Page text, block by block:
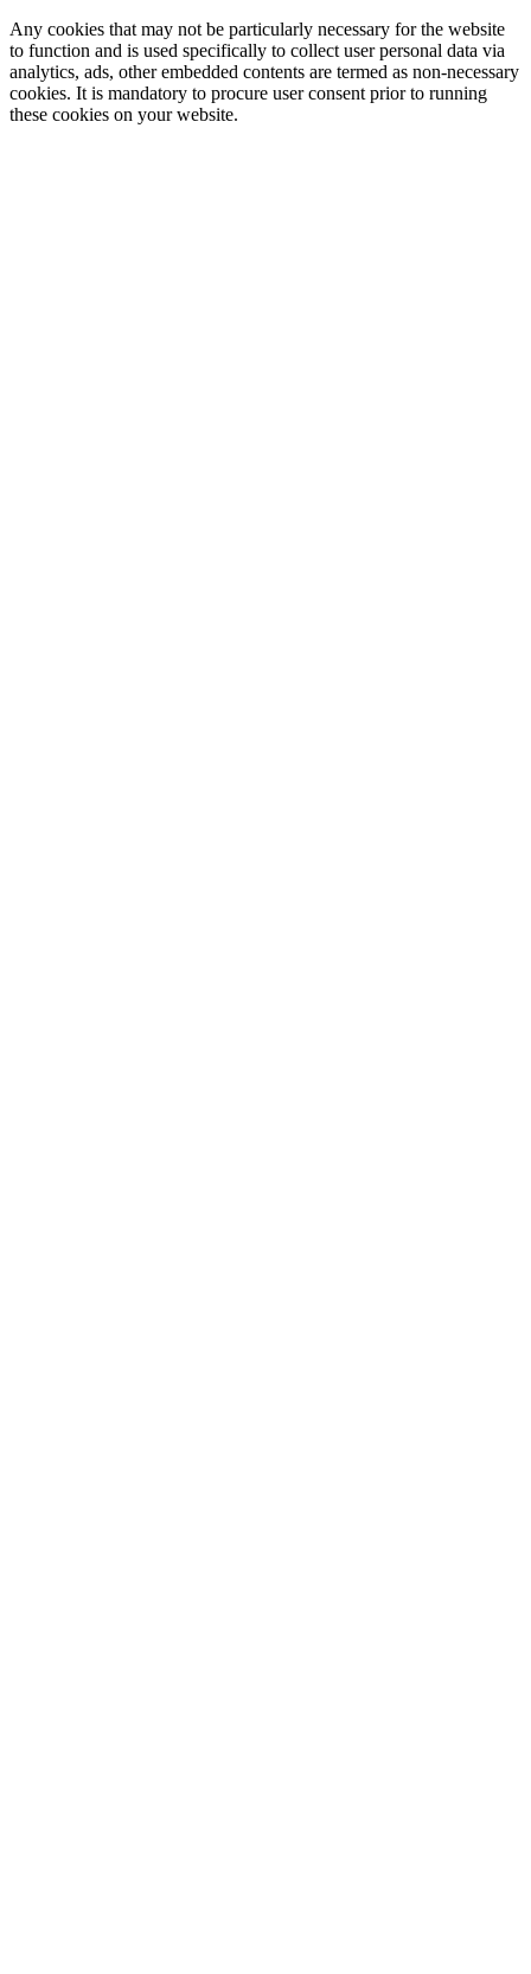
Any cookies that may not be particularly necessary for the website
to function and is used specifically to collect user personal data via
analytics, ads, other embedded contents are termed as non-necessary
cookies. It is mandatory to procure user consent prior to running
these cookies on your website.